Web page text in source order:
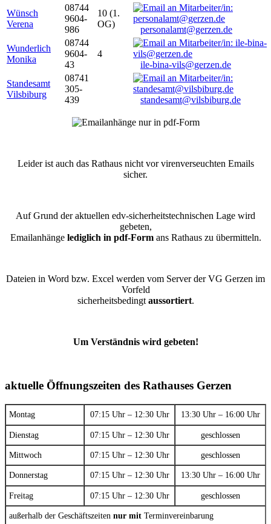
Wünsch
Verena
08744
9604-
986
10 (1.
OG)
personalamt@gerzen.de
Wunderlich
Monika
08744
9604-
43
4
ile-bina-vils@gerzen.de
Standesamt
Vilsbiburg
08741
305-
439
standesamt@vilsbiburg.de
Leider ist auch das Rathaus nicht vor virenverseuchten Emails
sicher.
Auf Grund der aktuellen edv-sicherheitstechnischen Lage wird
gebeten,
Emailanhänge lediglich in pdf-Formans Rathaus zu übermitteln.
Dateien in Word bzw. Excel werden vom Server der VG Gerzen im
Vorfeld
sicherheitsbedingt aussortiert.
Um Verständnis wird gebeten!
aktuelle Öffnungszeiten des Rathauses Gerzen
Montag 07:15 Uhr – 12:30 Uhr 13:30 Uhr – 16:00 Uhr
Dienstag 07:15 Uhr – 12:30 Uhr geschlossen
Mittwoch 07:15 Uhr – 12:30 Uhr geschlossen
Donnerstag 07:15 Uhr – 12:30 Uhr 13:30 Uhr – 16:00 Uhr
Freitag 07:15 Uhr – 12:30 Uhr geschlossen
außerhalb der Geschäftszeiten nur mit Terminvereinbarung